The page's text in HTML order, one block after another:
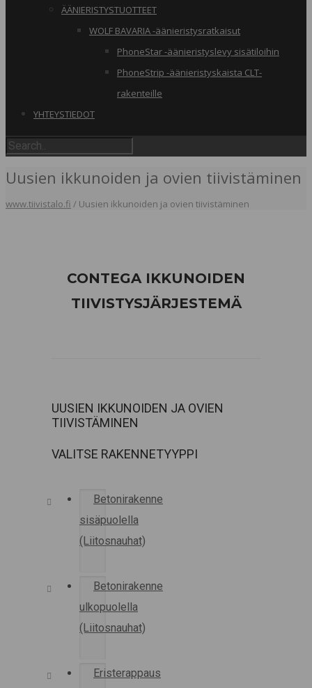
ÄÄNIERISTYSTUOTTEET
WOLF BAVARIA -äänieristysratkaisut
PhoneStar -äänieristyslevy sisätiloihin
PhoneStrip -äänieristyskaista CLT-
rakenteille
YHTEYSTIEDOT
Uusien ikkunoiden ja ovien tiivistäminen
www.tiivistalo.fi / Uusien ikkunoiden ja ovien tiivistäminen
CONTEGA IKKUNOIDEN
TIIVISTYSJÄRJESTEMÄ
UUSIEN IKKUNOIDEN JA OVIEN
TIIVISTÄMINEN
VALITSE RAKENNETYYPPI
Betonirakenne
sisäpuolella
(Liitosnauhat)
Betonirakenne
ulkopuolella
(Liitosnauhat)
Eristerappaus